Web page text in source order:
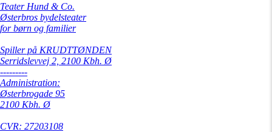
Teater Hund & Co.
Østerbros bydelsteater
for børn og familier
Spiller på KRUDTTØNDEN
Serridslevvej 2, 2100 Kbh. Ø
---------
Administration:
Østerbrogade 95
2100 Kbh. Ø
CVR: 27203108